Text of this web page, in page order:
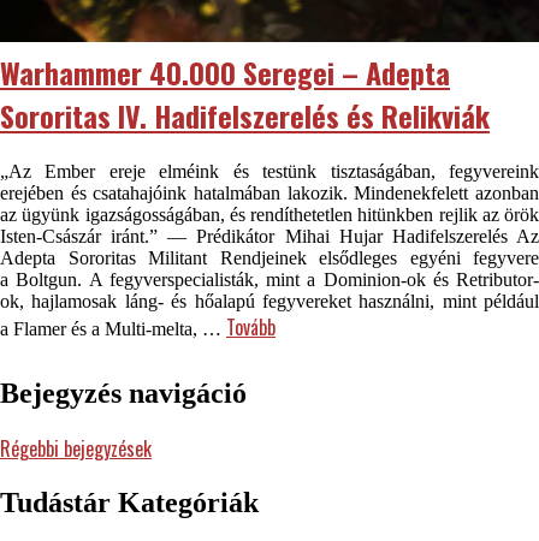
Warhammer 40.000 Seregei – Adepta
Sororitas IV. Hadifelszerelés és Relikviák
„Az Ember ereje elméink és testünk tisztaságában, fegyvereink
erejében és csatahajóink hatalmában lakozik. Mindenekfelett azonban
az ügyünk igazságosságában, és rendíthetetlen hitünkben rejlik az örök
Isten-Császár iránt.” — Prédikátor Mihai Hujar Hadifelszerelés Az
Adepta Sororitas Militant Rendjeinek elsődleges egyéni fegyvere
a Boltgun. A fegyverspecialisták, mint a Dominion-ok és Retributor-
ok, hajlamosak láng- és hőalapú fegyvereket használni, mint például
a Flamer és a Multi-melta, … Tovább
Bejegyzés navigáció
Régebbi bejegyzések
Tudástár Kategóriák